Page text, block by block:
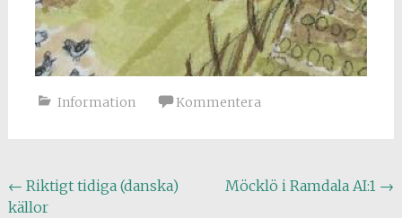
Information Kommentera
Inläggsnavigering
← Riktigt tidiga (danska)
källor
Möcklö i Ramdala AI:1 →